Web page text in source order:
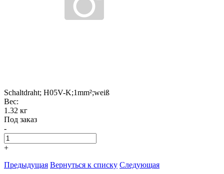
Schaltdraht; H05V-K;1mm²;weiß
Вес:
1.32 кг
Под заказ
-
+
Предыдущая Вернуться к списку Следующая